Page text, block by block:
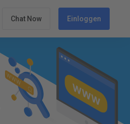
Chat Now Einloggen